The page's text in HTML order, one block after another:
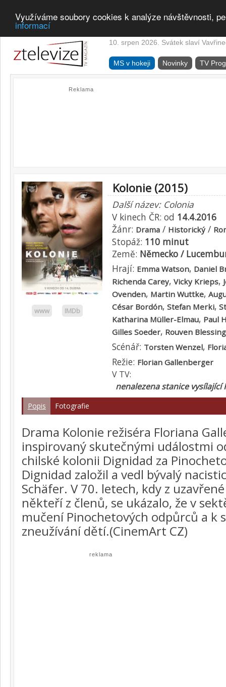
Využíváme soubory cookies k analýze návštěvnosti,
informací
10. srpen 2026. Svátek slaví
MS v hokeji Novinky TV
Reklama
www IMDb
Kolonie (2015)
Další název: Colonia
V kinech ČR: od 14.4.2016
Žánr: Drama / Historický/
Stopáž: 110 minut
Země: Německo /
Hrají: Emma Watson, Daniel
Richenda Carey, Vicky Krieps,
Ovenden, Martin Wuttke,
César Bordón, Stefan Merki,
Katharina Müller-Elmau, Paul
Gilles Soeder, Rouven Blessing
Scénář: Torsten Wenzel,
Režie: Florian Gallenberger
V TV:
nenalezena stanice
Popis Fotografie
Drama Kolonie režiséra Floriana
inspirovaný skutečnými událostmi
chilské kolonii Dignidad za
Dignidad založil a vedl bývalý
Schäfer. V 70. letech, kdy z
někteří z členů, se ukázalo, že v
mučení Pinochetových odpůrců a k
zneužívání dětí.(CinemArt CZ)
reklama